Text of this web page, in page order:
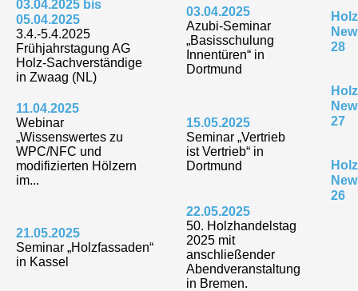
03.04.2025 bis
05.04.2025
3.4.-5.4.2025
Frühjahrstagung AG
Holz-Sachverständige
in Zwaag (NL)
03.04.2025
Azubi-Seminar
„Basisschulung
Innentüren“ in
Dortmund
11.04.2025
Webinar
„Wissenswertes zu
WPC/NFC und
modifizierten Hölzern
im...
15.05.2025
Seminar „Vertrieb
ist Vertrieb“ in
Dortmund
21.05.2025
Seminar „Holzfassaden“
in Kassel
22.05.2025
50. Holzhandelstag
2025 mit
anschließender
Abendveranstaltung
in Bremen.
28
27
26